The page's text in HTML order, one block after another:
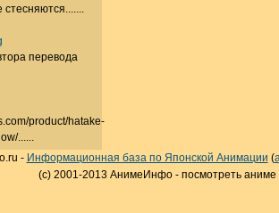
стесняются.......
перевода
product/hatake-
......
- Информационная база по Японской Анимации (
(c) 2001-2013 АнимеИнфо - посмотреть аниме